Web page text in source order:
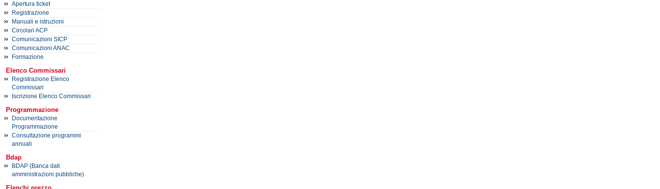
Apertura ticket
Registrazione
Manuali e istruzioni
Circolari ACP
Comunicazioni SICP
Comunicazioni ANAC
Formazione
Elenco Commissari
Registrazione Elenco
Commissari
Iscrizione Elenco Commissari
Programmazione
Documentazione
Programmazione
Consultazione programmi
annuali
Bdap
BDAP (Banca dati
amministrazioni pubbliche)